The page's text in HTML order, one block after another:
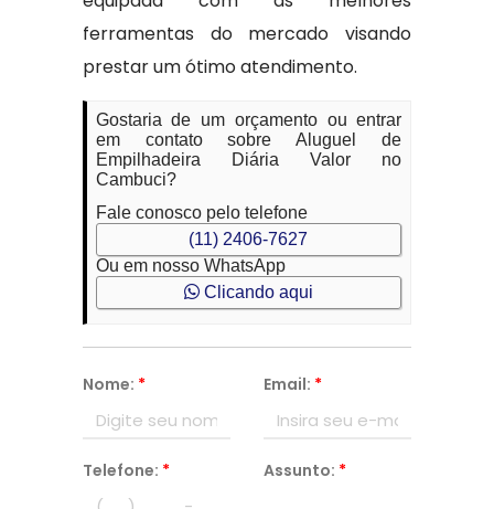
ferramentas do mercado visando
prestar um ótimo atendimento.
Gostaria de um orçamento ou entrar
em contato sobre Aluguel de
Empilhadeira Diária Valor no
Cambuci?
Fale conosco pelo telefone
(11) 2406-7627
Ou em nosso WhatsApp
Clicando aqui
Nome: * Email: *
Telefone: * Assunto: *